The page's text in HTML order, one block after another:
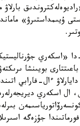
بارلاۋ
ۇيىمداستىرۋ»
«اسكەري
بويىنشا
ءال-فارابي
ال اسكەري
جۇزەگە